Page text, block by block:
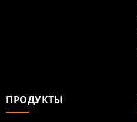
ПРОДУКТЫ